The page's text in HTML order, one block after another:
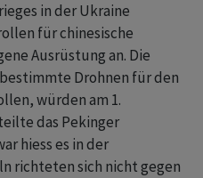
in der Ukraine
für chinesische
Ausrüstung an. Die
Drohnen für den
würden am 1.
das Pekinger
hiess es in der
richteten sich nicht gegen